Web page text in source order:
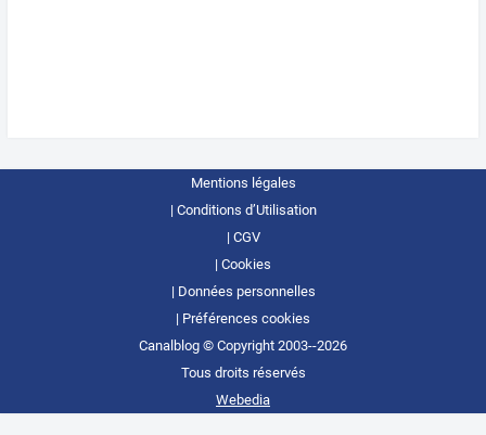
Mentions légales
Conditions d’Utilisation
CGV
Cookies
Données personnelles
Préférences cookies
Canalblog © Copyright 2003--2026
Tous droits réservés
Webedia